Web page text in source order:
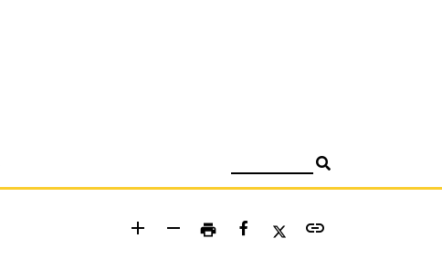
add remove print link